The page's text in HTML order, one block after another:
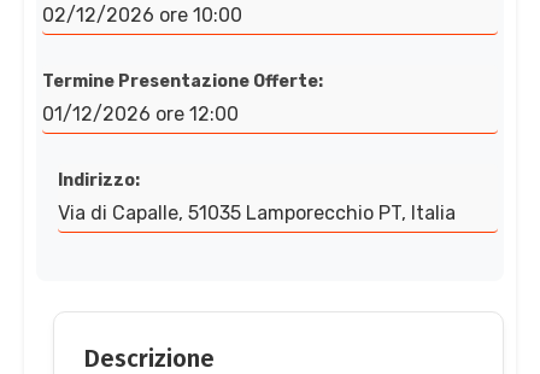
02/12/2026 ore 10:00
Termine Presentazione Offerte:
01/12/2026 ore 12:00
Indirizzo:
Via di Capalle, 51035 Lamporecchio PT, Italia
Descrizione